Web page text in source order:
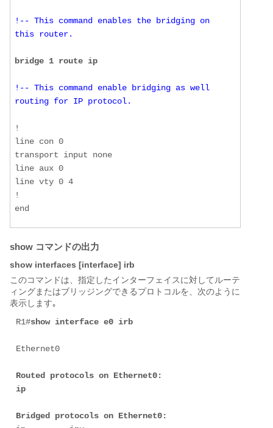
!-- This command enables the bridging on
this router.
bridge 1 route ip
!-- This command enable bridging as well
routing for IP protocol.
!
line con 0
transport input none
line aux 0
line vty 0 4
!
show コマンドの出力
show interfaces [interface] irb
このコマンドは、指定したインターフェイスに対してルーテ
ィングまたはブリッジングできるプロトコルを、次のように
表示します｡
R1#show interface e0 irb
Ethernet0
Routed protocols on Ethernet0:
ip
Bridged protocols on Ethernet0: